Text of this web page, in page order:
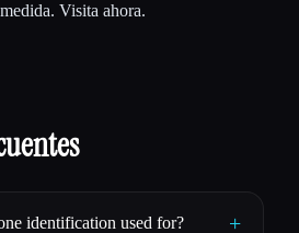
Visita ahora.
identification used for? +